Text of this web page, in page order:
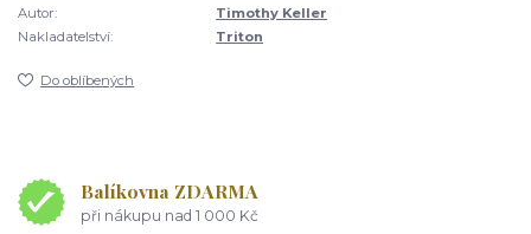
Autor:
Timothy Keller
Nakladatelství:
Triton
Do oblíbených
Balíkovna ZDARMA
při nákupu nad 1 000 Kč